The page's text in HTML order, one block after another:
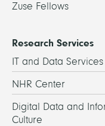
Zuse Fellows
Research Services
IT and Data Services
NHR Center
Digital Data and
Culture